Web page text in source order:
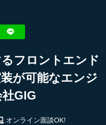
フロントエンド
が可能なエンジ
GIG
オンライン面談OK!